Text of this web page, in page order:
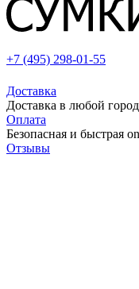
+7 (495) 298-01-55
Доставка
Доставка в любой
Оплата
Безопасная и быстрая
Отзывы